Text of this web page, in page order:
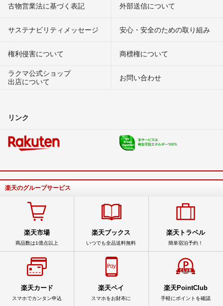
古物営業法に基づく表記 外部送信について
サステナビリティメッセージ 安心・安全のための取り組み
権利侵害について
商標権について
ラクマ公式ショップ
出店について
お問い合わせ
リンク
楽天のグループサービス
楽天市場
商品数は1億点以上
楽天ブックス
いつでも全品送料無料
楽天トラベル
簡単宿泊予約！
楽天カード
スマホでカンタン申込
楽天ペイ
スマホをお財布に
楽天PointClub
手軽にポイントを確認